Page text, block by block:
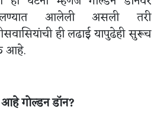
आलेली असली तरी
ही लढाई यापुढेही सुरूच
आहे‌.
गोल्डन डॉन?